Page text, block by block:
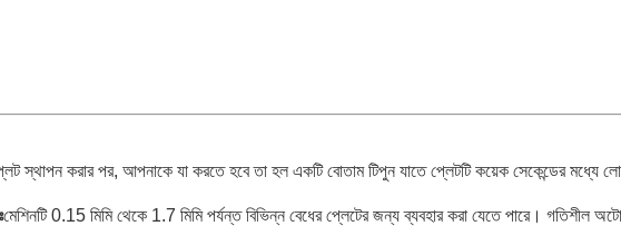
স্থাপন করার পর, আপনাকে যা করতে হবে তা হল একটি বোতাম টিপুন যাতে প্লেটটি কয়েক সেকেন্ডের মধ্যে
মেশিনটি 0.15 মিমি থেকে 1.7 মিমি পর্যন্ত বিভিন্ন বেধের প্লেটের জন্য ব্যবহার করা যেতে পারে। গতিশীল